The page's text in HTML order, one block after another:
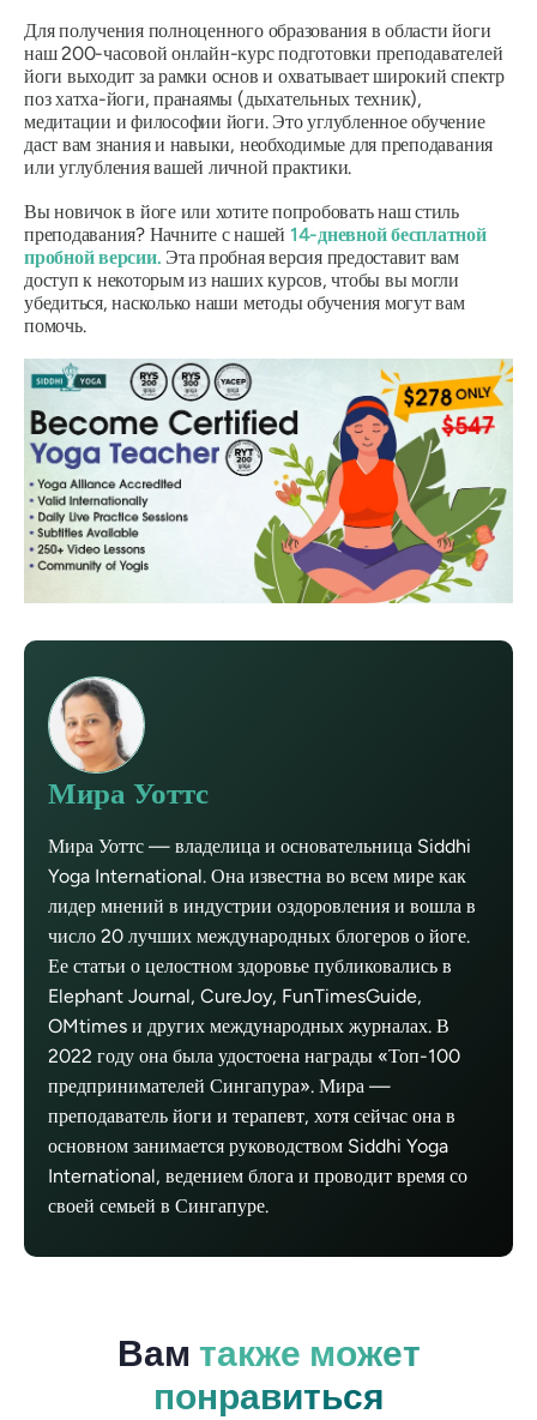
Для получения полноценного образования в области йоги
наш 200-часовой онлайн-курс подготовки преподавателей
йоги выходит за рамки основ и охватывает широкий спектр
поз хатха-йоги, пранаямы (дыхательных техник),
медитации и философии йоги. Это углубленное обучение
даст вам знания и навыки, необходимые для преподавания
или углубления вашей личной практики.
Вы новичок в йоге или хотите попробовать наш стиль
преподавания? Начните с нашей 14-дневной бесплатной
пробной версии. Эта пробная версия предоставит вам
доступ к некоторым из наших курсов, чтобы вы могли
убедиться, насколько наши методы обучения могут вам
помочь.
Мира Уоттс
Мира Уоттс — владелица и основательница Siddhi
Yoga International. Она известна во всем мире как
лидер мнений в индустрии оздоровления и вошла в
число 20 лучших международных блогеров о йоге.
Ее статьи о целостном здоровье публиковались в
Elephant Journal, CureJoy, FunTimesGuide,
OMtimes и других международных журналах. В
2022 году она была удостоена награды «Топ-100
предпринимателей Сингапура». Мира —
преподаватель йоги и терапевт, хотя сейчас она в
основном занимается руководством Siddhi Yoga
International, ведением блога и проводит время со
своей семьей в Сингапуре.
Вам также может
понравиться